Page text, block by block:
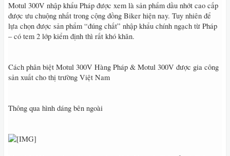
Motul 300V nhập khẩu Pháp được xem là sản phẩm dầu nhớt cao cấp
được ưu chuộng nhất trong cộng đồng Biker hiện nay. Tuy nhiên để
lựa chọn được sản phẩm “đúng chất” nhập khẩu chính ngạch từ Pháp
– có tem 2 lớp kiểm định thì rất khó khăn.
Cách phân biệt Motul 300V Hàng Pháp & Motul 300V được gia công
sản xuất cho thị trường Việt Nam
Thông qua hình dáng bên ngoài